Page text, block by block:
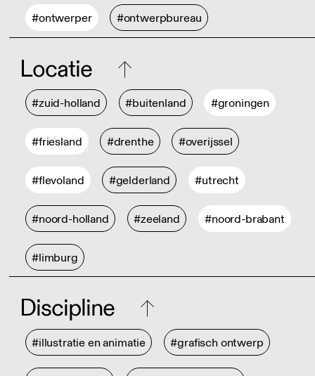
#ontwerper #ontwerpbureau
Locatie
#zuid-holland #buitenland #groningen
#friesland #drenthe #overijssel
#flevoland #gelderland #utrecht
#noord-holland #zeeland #noord-brabant
#limburg
Discipline
#illustratie en animatie #grafisch ontwerp